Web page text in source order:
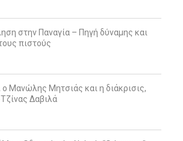
στην Παναγία – Πηγή δύναμης και
πιστούς
ο Μανώλης Μητσιάς και η διάκρισις,
Δαβιλά